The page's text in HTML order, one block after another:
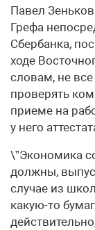
Павел
Грефа
Сбербанка,
ходе
словам, не
проверять
приеме на
у него
\”Экономика
должны,
случае из
какую-то